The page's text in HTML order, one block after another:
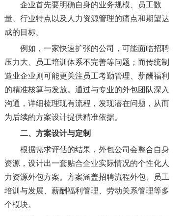
企业首先要明确自身的业务规模、员工数
量、行业特点以及人力资源管理的痛点和期望达
成的目标。
例如，一家快速扩张的公司，可能面临招聘
压力大、员工培训体系不完善等问题；而传统制
造业企业则可能更关注员工考勤管理、薪酬福利
的精准核算与发放。通过与专业的外包团队深入
沟通，详细梳理现有流程，发现潜在问题，从而
为后续的方案设计提供精准依据。
二、方案设计与定制
根据需求评估的结果，外包公司会整合自身
资源，设计出一套贴合企业实际情况的个性化人
力资源外包方案。方案涵盖招聘流程外包、员工
培训与发展、薪酬福利管理、劳动关系管理等多
个模块。